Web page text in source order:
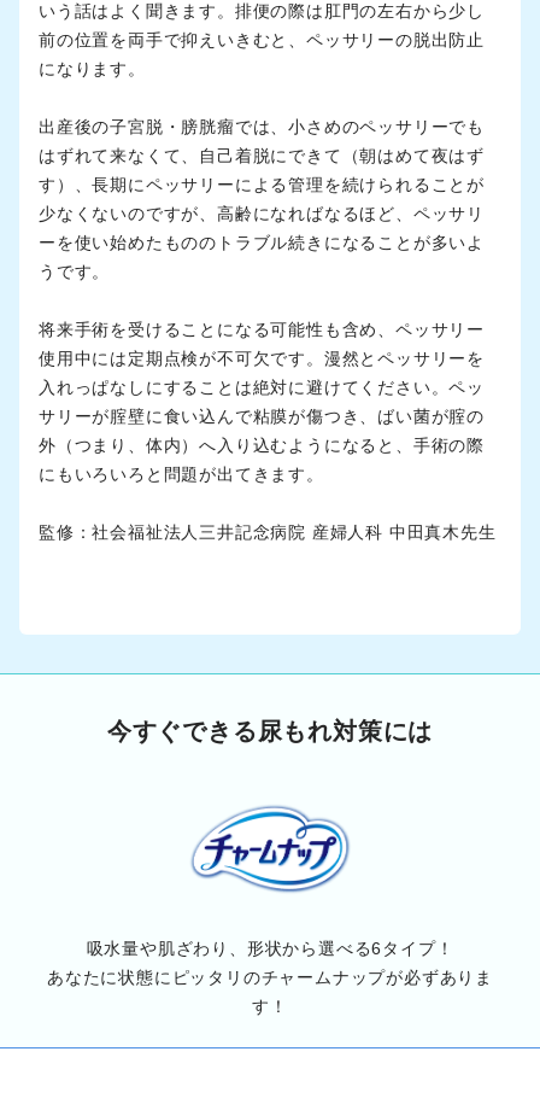
いう話はよく聞きます。排便の際は肛門の左右から少し
前の位置を両手で抑えいきむと、ペッサリーの脱出防止
になります。
出産後の子宮脱・膀胱瘤では、小さめのペッサリーでも
はずれて来なくて、自己着脱にできて（朝はめて夜はず
す）、長期にペッサリーによる管理を続けられることが
少なくないのですが、高齢になればなるほど、ペッサリ
ーを使い始めたもののトラブル続きになることが多いよ
うです。
将来手術を受けることになる可能性も含め、ペッサリー
使用中には定期点検が不可欠です。漫然とペッサリーを
入れっぱなしにすることは絶対に避けてください。ペッ
サリーが腟壁に食い込んで粘膜が傷つき、ばい菌が腟の
外（つまり、体内）へ入り込むようになると、手術の際
にもいろいろと問題が出てきます。
監修：社会福祉法人三井記念病院 産婦人科 中田真木先生
今すぐできる尿もれ対策には
吸水量や肌ざわり、形状から選べる6タイプ！
あなたに状態にピッタリのチャームナップが必ずありま
す！